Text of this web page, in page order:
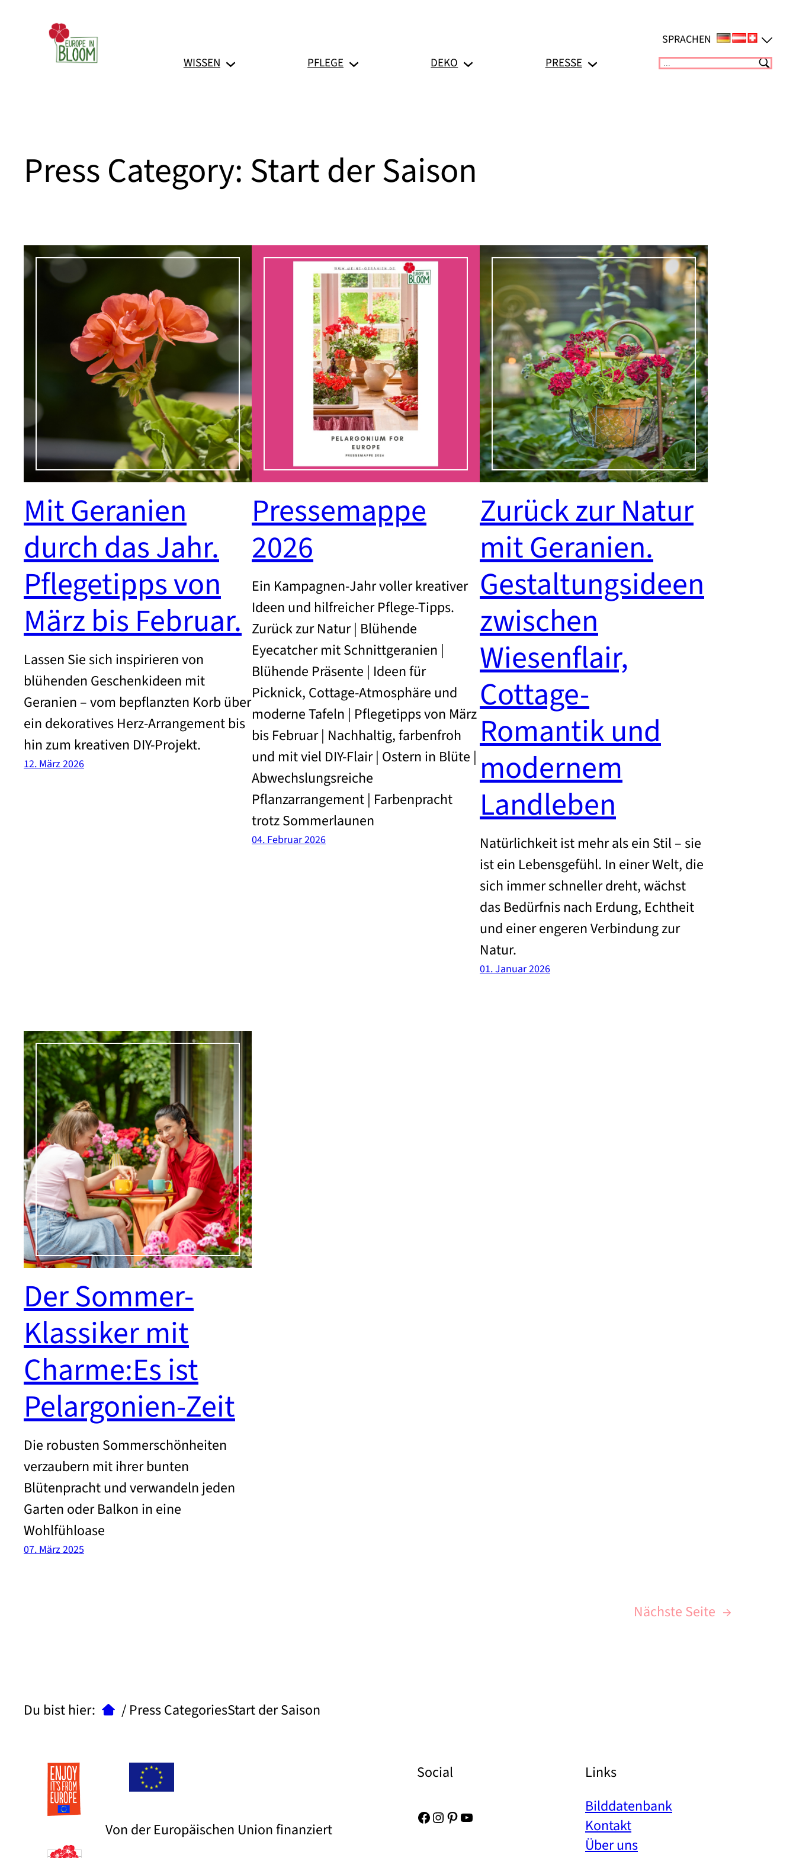
SPRACHEN
WISSEN PFLEGE DEKO PRESSE Suchen
Press Category: Start der Saison
Mit Geranien
durch das Jahr.
Pflegetipps von
März bis Februar.
Lassen Sie sich inspirieren von
blühenden Geschenkideen mit
Geranien – vom bepflanzten Korb über
ein dekoratives Herz-Arrangement bis
hin zum kreativen DIY-Projekt.
12. März 2026
Pressemappe
2026
Ein Kampagnen-Jahr voller kreativer
Ideen und hilfreicher Pflege-Tipps.
Zurück zur Natur | Blühende
Eyecatcher mit Schnittgeranien |
Blühende Präsente | Ideen für
Picknick, Cottage-Atmosphäre und
moderne Tafeln | Pflegetipps von März
bis Februar | Nachhaltig, farbenfroh
und mit viel DIY-Flair | Ostern in Blüte |
Abwechslungsreiche
Pflanzarrangement | Farbenpracht
trotz Sommerlaunen
04. Februar 2026
Zurück zur Natur
mit Geranien.
Gestaltungsideen
zwischen
Wiesenflair,
Cottage-
Romantik und
modernem
Landleben
Natürlichkeit ist mehr als ein Stil – sie
ist ein Lebensgefühl. In einer Welt, die
sich immer schneller dreht, wächst
das Bedürfnis nach Erdung, Echtheit
und einer engeren Verbindung zur
Natur.
01. Januar 2026
Der Sommer-
Klassiker mit
Charme:Es ist
Pelargonien-Zeit
Die robusten Sommerschönheiten
verzaubern mit ihrer bunten
Blütenpracht und verwandeln jeden
Garten oder Balkon in eine
Wohlfühloase
07. März 2025
Nächste Seite →
Du bist hier: / Press CategoriesStart der Saison
Von der Europäischen Union finanziert
Social
Facebook Instagram Pinterest YouTube
Links
Bilddatenbank
Kontakt
Über uns